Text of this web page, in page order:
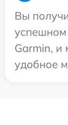
Вы
успешном
Garmin, и
удобное